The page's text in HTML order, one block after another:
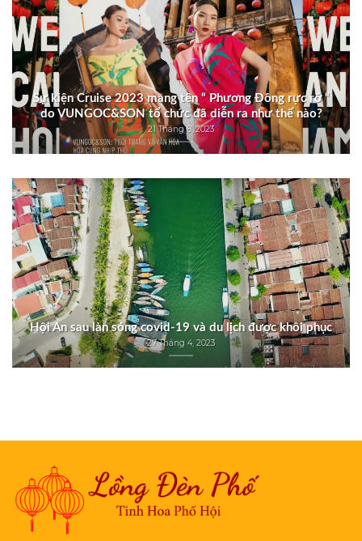
Sự kiện Cruise 2023 mang tên “ Phương Đông rực rỡ “
do VUNGOC&SON tổ chức đã diễn ra như thế nào?
21 Tháng 8, 2023
Hội An sau làn sóng covid-19 và du lịch được khôi phục
27 Tháng 4, 2023